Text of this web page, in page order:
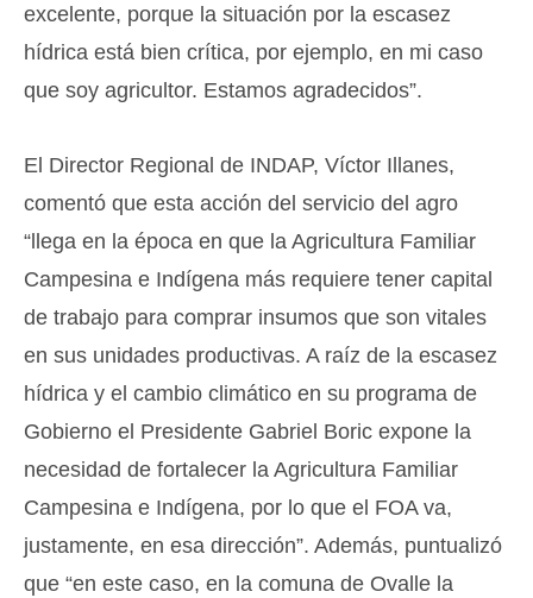
excelente, porque la situación por la escasez
hídrica está bien crítica, por ejemplo, en mi caso
que soy agricultor. Estamos agradecidos”.
El Director Regional de INDAP, Víctor Illanes,
comentó que esta acción del servicio del agro
“llega en la época en que la Agricultura Familiar
Campesina e Indígena más requiere tener capital
de trabajo para comprar insumos que son vitales
en sus unidades productivas. A raíz de la escasez
hídrica y el cambio climático en su programa de
Gobierno el Presidente Gabriel Boric expone la
necesidad de fortalecer la Agricultura Familiar
Campesina e Indígena, por lo que el FOA va,
justamente, en esa dirección”. Además, puntualizó
que “en este caso, en la comuna de Ovalle la